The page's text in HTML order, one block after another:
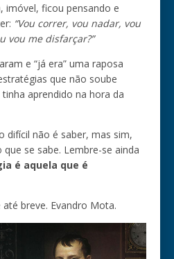
imóvel, ficou pensando e
“Vou correr, vou nadar, vou
vou me disfarçar?”
e “já era” uma raposa
que não soube
aprendido na hora da
difícil não é saber, mas sim,
se sabe. Lembre-se ainda
é aquela que é
breve. Evandro Mota.